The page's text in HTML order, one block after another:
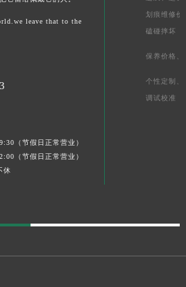
leave that to the
（节假日正常营业）
（节假日正常营业）
休
划痕维修价
磕碰摔坏
保养价格、
个性定制、
调试校准